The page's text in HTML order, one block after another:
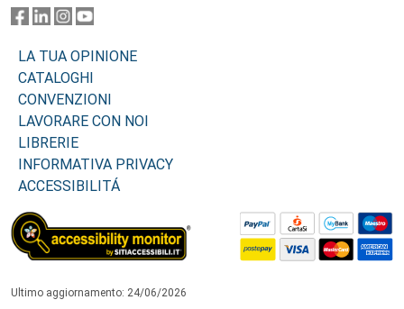
LA TUA OPINIONE
CATALOGHI
CONVENZIONI
LAVORARE CON NOI
LIBRERIE
INFORMATIVA PRIVACY
ACCESSIBILITÁ
Ultimo aggiornamento: 24/06/2026